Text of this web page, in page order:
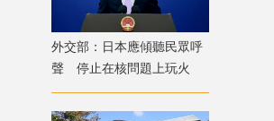
外交部：日本應傾聽民眾呼
聲 停止在核問題上玩火